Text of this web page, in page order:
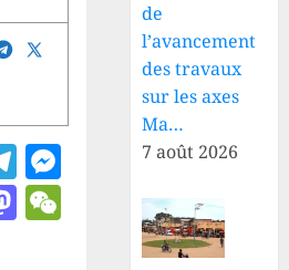
Telegram
Messenger
Mastodon
WeChat
de
l’avancement
des travaux
sur les axes
Ma…
7 août 2026